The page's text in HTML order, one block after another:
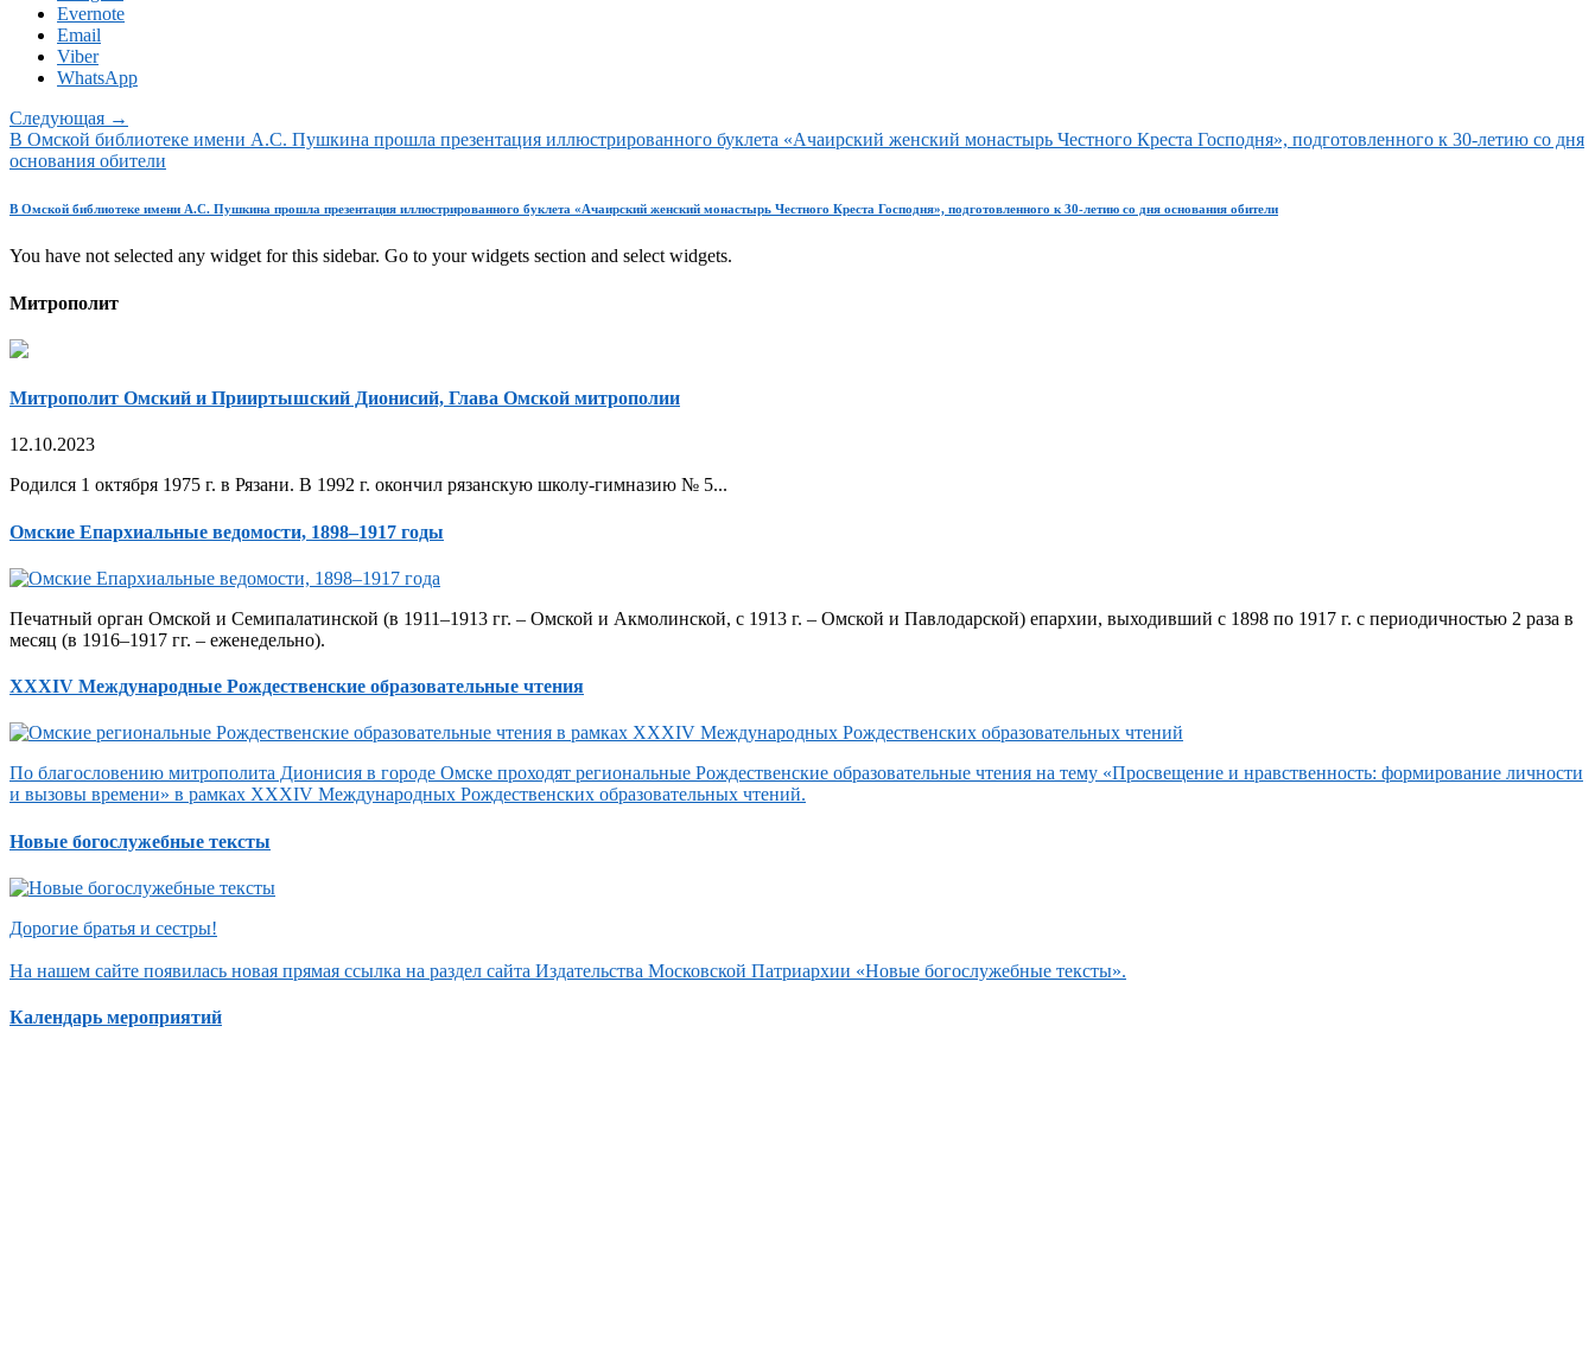
Evernote
Email
Viber
WhatsApp
Следующая →
В Омской библиотеке имени А.С. Пушкина прошла презентация иллюстрированного буклета «Ачаирский женский монастырь Честного Креста Господня», подготовленного к 30-летию со дня
основания обители
В Омской библиотеке имени А.С. Пушкина прошла презентация иллюстрированного буклета «Ачаирский женский монастырь Честного Креста Господня», подготовленного к 30-летию со дня основания обители
You have not selected any widget for this sidebar. Go to your widgets section and select widgets.
Митрополит
Митрополит Омский и Прииртышский Дионисий, Глава Омской митрополии
12.10.2023
Родился 1 октября 1975 г. в Рязани. В 1992 г. окончил рязанскую школу-гимназию № 5...
Омские Епархиальные ведомости, 1898–1917 годы
Печатный орган Омской и Семипалатинской (в 1911–1913 гг. – Омской и Акмолинской, с 1913 г. – Омской и Павлодарской) епархии, выходивший с 1898 по 1917 г. с периодичностью 2 раза в
месяц (в 1916–1917 гг. – еженедельно).
XXXIV Международные Рождественские образовательные чтения
По благословению митрополита Дионисия в городе Омске проходят региональные Рождественские образовательные чтения на тему «Просвещение и нравственность: формирование личности
и вызовы времени» в рамках XXXIV Международных Рождественских образовательных чтений.
Новые богослужебные тексты
Дорогие братья и сестры!
На нашем сайте появилась новая прямая ссылка на раздел сайта Издательства Московской Патриархии «Новые богослужебные тексты».
Календарь мероприятий